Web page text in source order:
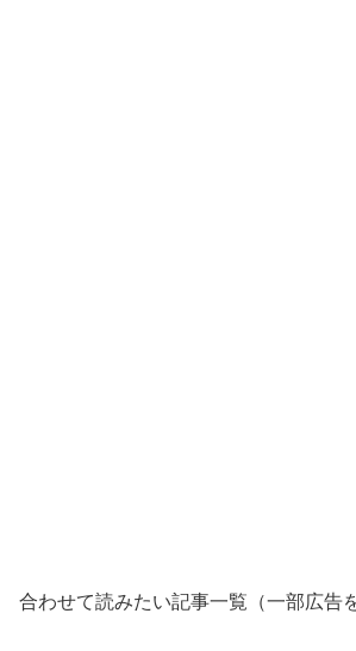
合わせて読みたい記事一覧（一部広告